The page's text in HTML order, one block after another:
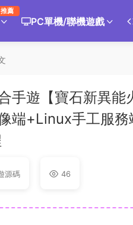
推薦
PC單機/聯機遊戲
手遊【寶石新異
端+Linux手工服
源碼 46